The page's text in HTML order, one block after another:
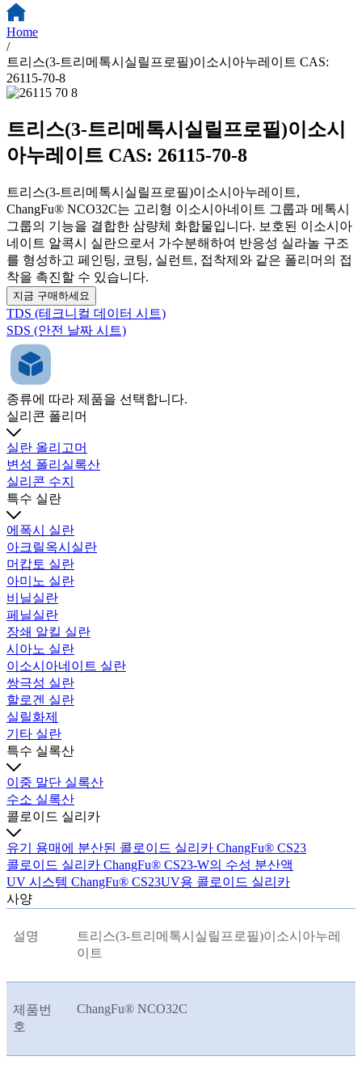
Home
/
트리스(3-트리메톡시실릴프로필)이소시아누레이트 CAS:
26115-70-8
트리스(3-트리메톡시실릴프로필)이소시
아누레이트 CAS: 26115-70-8
트리스(3-트리메톡시실릴프로필)이소시아누레이트,
ChangFu® NCO32C는 고리형 이소시아네이트 그룹과 메톡시
그룹의 기능을 결합한 삼량체 화합물입니다. 보호된 이소시아
네이트 알콕시 실란으로서 가수분해하여 반응성 실라놀 구조
를 형성하고 페인팅, 코팅, 실런트, 접착제와 같은 폴리머의 접
착을 촉진할 수 있습니다.
지금 구매하세요
TDS (테크니컬 데이터 시트)
SDS (안전 날짜 시트)
종류에 따라 제품을 선택합니다.
실리콘 폴리머
실란 올리고머
변성 폴리실록산
실리콘 수지
특수 실란
에폭시 실란
아크릴옥시실란
머캅토 실란
아미노 실란
비닐실란
페닐실란
장쇄 알킬 실란
시아노 실란
이소시아네이트 실란
쌍극성 실란
할로겐 실란
실릴화제
기타 실란
특수 실록산
이중 말단 실록산
수소 실록산
콜로이드 실리카
유기 용매에 분산된 콜로이드 실리카 ChangFu® CS23
콜로이드 실리카 ChangFu® CS23-W의 수성 분산액
UV 시스템 ChangFu® CS23UV용 콜로이드 실리카
사양
설명
트리스(3-트리메톡시실릴프로필)이소시아누레
이트
제품번
호
ChangFu® NCO32C